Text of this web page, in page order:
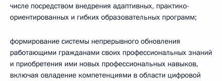
числе посредством внедрения адаптивных, практико-
ориентированных и гибких образовательных программ;
формирование системы непрерывного обновления
работающими гражданами своих профессиональных знаний
и приобретения ими новых профессиональных навыков,
включая овладение компетенциями в области цифровой